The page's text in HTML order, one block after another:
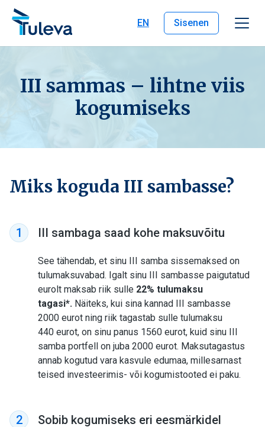
Liigu edasi sisu juurde
EN
Sisenen
III sammas – lihtne viis
kogumiseks
Miks koguda III sambasse?
1 III sambaga saad kohe maksuvõitu
See tähendab, et sinu III samba sissemaksed on
tulumaksuvabad. Igalt sinu III sambasse paigutatud
eurolt maksab riik sulle 22% tulumaksu
tagasi*. Näiteks, kui sina kannad III sambasse
2000 eurot ning riik tagastab sulle tulumaksu
440 eurot, on sinu panus 1560 eurot, kuid sinu III
samba portfell on juba 2000 eurot. Maksutagastus
annab kogutud vara kasvule edumaa, millesarnast
teised investeerimis- või kogumistooted ei paku.
2 Sobib kogumiseks eri eesmärkidel